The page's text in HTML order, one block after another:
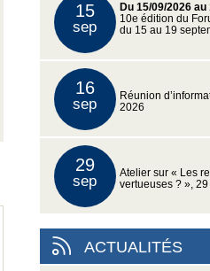
15
sep
Du 15/09/2026 au
10e édition du
du 15 au 19
16
sep
Réunion
2026
29
sep
Atelier sur « Les
vertueuses ? »,
ACTUALITÉS